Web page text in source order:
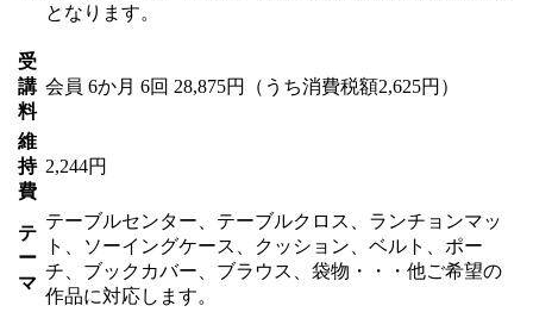
となります。
受
講
料
会員 6か月 6回 28,875円（うち消費税額2,625円）
維
持
費
2,244円
テ
ー
マ
テーブルセンター、テーブルクロス、ランチョンマッ
ト、ソーイングケース、クッション、ベルト、ポー
チ、ブックカバー、ブラウス、袋物・・・他ご希望の
作品に対応します。